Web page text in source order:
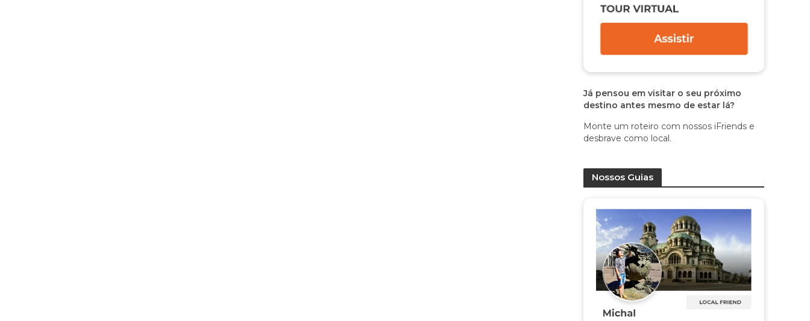
Já pensou em visitar o seu próximo
destino antes mesmo de estar lá?
Monte um roteiro com nossos iFriends e
desbrave como local.
Nossos Guias